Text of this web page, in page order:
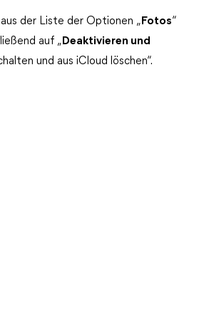
der Liste der Optionen „ Fotos“
auf „ Deaktivieren und
und aus iCloud löschen“.